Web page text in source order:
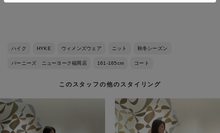
ハイク HYKE ウィメンズウェア ニット 秋冬シーズン
バーニーズ ニューヨーク福岡店 161-165cm コート
このスタッフの他のスタイリング